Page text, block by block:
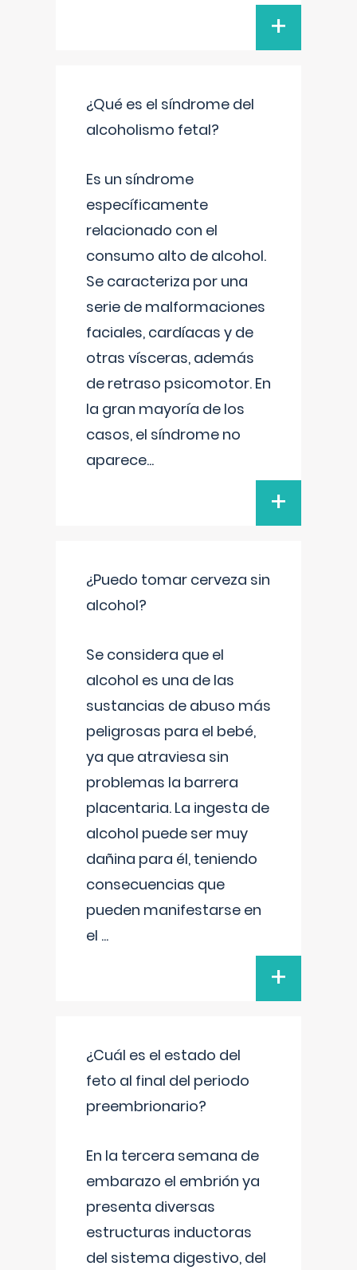
+
¿Qué es el síndrome del
alcoholismo fetal?
Es un síndrome
específicamente
relacionado con el
consumo alto de alcohol.
Se caracteriza por una
serie de malformaciones
faciales, cardíacas y de
otras vísceras, además
de retraso psicomotor. En
la gran mayoría de los
casos, el síndrome no
aparece...
+
¿Puedo tomar cerveza sin
alcohol?
Se considera que el
alcohol es una de las
sustancias de abuso más
peligrosas para el bebé,
ya que atraviesa sin
problemas la barrera
placentaria. La ingesta de
alcohol puede ser muy
dañina para él, teniendo
consecuencias que
pueden manifestarse en
el ...
+
¿Cuál es el estado del
feto al final del periodo
preembrionario?
En la tercera semana de
embarazo el embrión ya
presenta diversas
estructuras inductoras
del sistema digestivo, del